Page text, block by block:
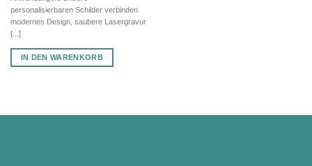
personalisierbaren Schilder verbinden
modernes Design, saubere Lasergravur
[...]
IN DEN WARENKORB